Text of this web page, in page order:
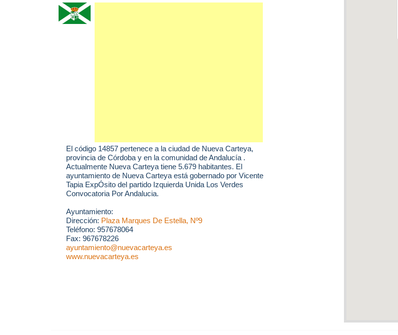
El código 14857 pertenece a la ciudad de Nueva Carteya,
provincia de Córdoba y en la comunidad de Andalucía .
Actualmente Nueva Carteya tiene 5.679 habitantes. El
ayuntamiento de Nueva Carteya está gobernado por Vicente
Tapia ExpÓsito del partido Izquierda Unida Los Verdes
Convocatoria Por Andalucia.
Ayuntamiento:
Dirección: Plaza Marques De Estella, Nº9
Teléfono: 957678064
Fax: 967678226
ayuntamiento@nuevacarteya.es
www.nuevacarteya.es